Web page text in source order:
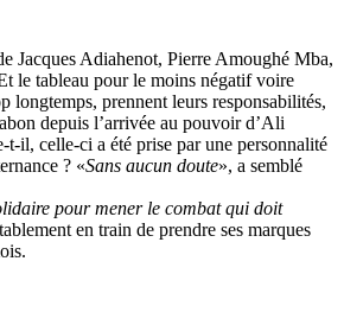
Jacques Adiahenot, Pierre Amoughé Mba,
le tableau pour le moins négatif voire
longtemps, prennent leurs responsabilités,
depuis l’arrivée au pouvoir d’Ali
t-il, celle-ci a été prise par une personnalité
? «Sans aucun doute», a semblé
pour mener le combat qui doit
en train de prendre ses marques